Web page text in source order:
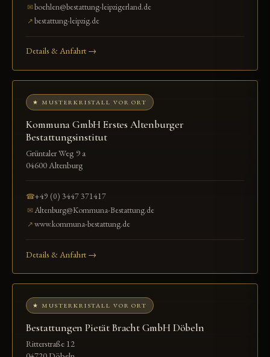
✉boehlen@bestattung-leipzigerland.de
↗bestattung-leipzig.de
Details & Anfahrt →
★ MUSTERKRISTALL VOR ORT
Kommuna GmbH Erstes Altenburger
Bestattungsinstitut
Grüntaler Weg 9 a
04600 Altenburg
☎+49 (0) 3447 371417
✉Altenburg@Kommuna-Bestattung.de
↗www.kommuna-bestattung.de
Details & Anfahrt →
★ MUSTERKRISTALL VOR ORT
Bestattungen Pietät Bracht GmbH Döbeln
Ritterstraße 12